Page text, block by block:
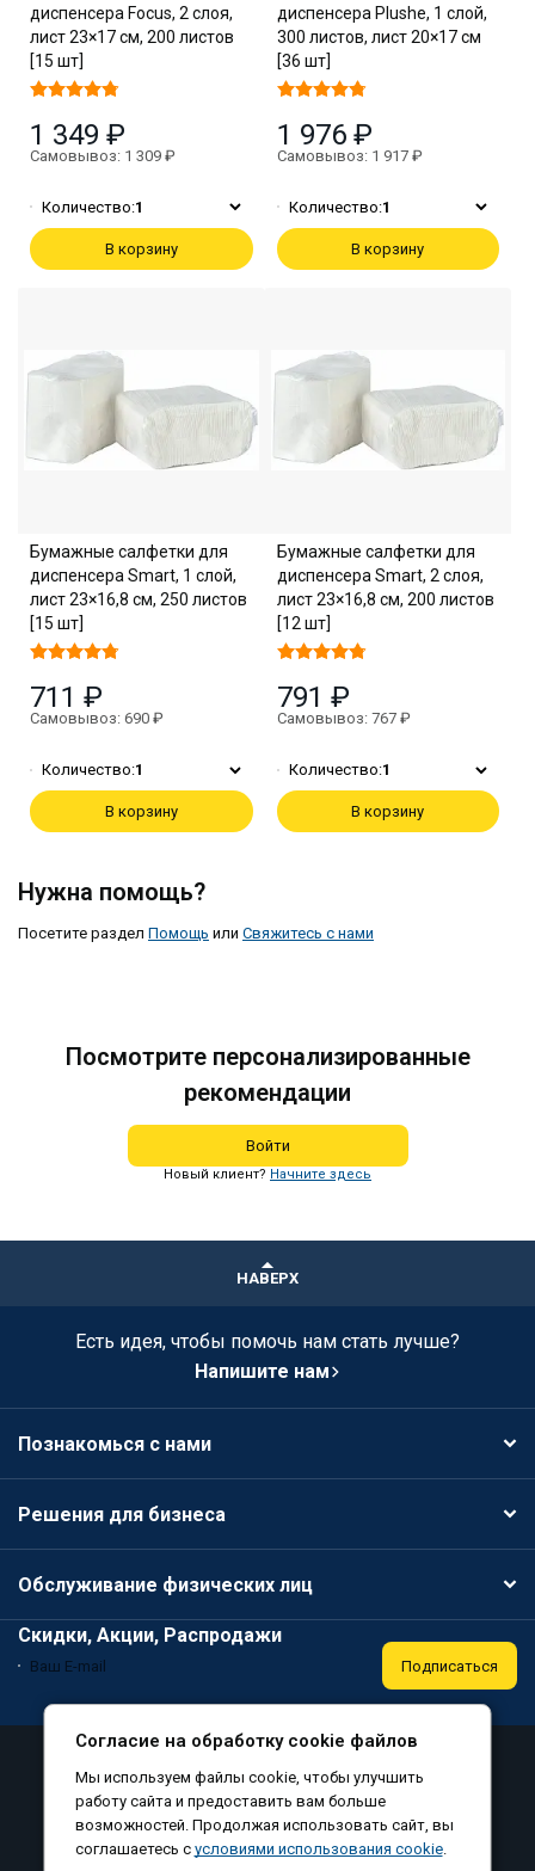
диспенсера Focus, 2 слоя,
лист 23×17 см, 200 листов
[15 шт]
1 349 ₽
Самовывоз: 1 309 ₽
Количество:1
В корзину
диспенсера Plushe, 1 слой,
300 листов, лист 20×17 см
[36 шт]
1 976 ₽
Самовывоз: 1 917 ₽
Количество:1
В корзину
Бумажные салфетки для
диспенсера Smart, 1 слой,
лист 23×16,8 см, 250 листов
[15 шт]
711 ₽
Самовывоз: 690 ₽
Количество:1
В корзину
Бумажные салфетки для
диспенсера Smart, 2 слоя,
лист 23×16,8 см, 200 листов
[12 шт]
791 ₽
Самовывоз: 767 ₽
Количество:1
В корзину
Нужна помощь?
Посетите раздел Помощь или Свяжитесь с нами
Посмотрите персонализированные
рекомендации
Войти
Новый клиент? Начните здесь
НАВЕРХ
Есть идея, чтобы помочь нам стать лучше?
Напишите нам
Познакомься с нами
Решения для бизнеса
Обслуживание физических лиц
Скидки, Акции, Распродажи
Подписаться
Политика конфиденциальности
Соглашение на обработку персональных данных
Согласие на обработку файлов cookie
Согласие на обработку cookie файлов
Мы используем файлы cookie, чтобы улучшить
работу сайта и предоставить вам больше
возможностей. Продолжая использовать сайт, вы
соглашаетесь с условиями использования cookie.